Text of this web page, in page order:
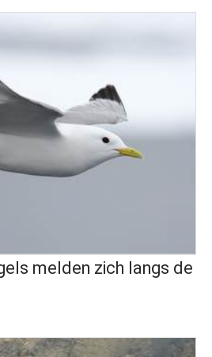
melden zich langs de